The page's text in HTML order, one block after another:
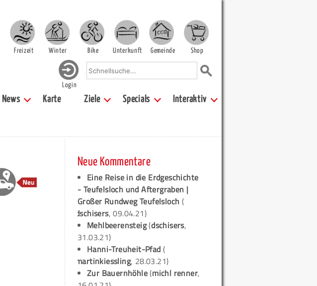
Freizeit Winter Bike Unterkunft Gemeinde Shop
Login
News Karte Ziele Specials Interaktiv
Neue Kommentare
Eine Reise in die Erdgeschichte
- Teufelsloch und Aftergraben |
Großer Rundweg Teufelsloch (
dschisers, 09.04.21)
Mehlbeerensteig(dschisers,
31.03.21)
Hanni-Treuheit-Pfad (
martinkiessling, 28.03.21)
Zur Bauernhöhle(michl renner,